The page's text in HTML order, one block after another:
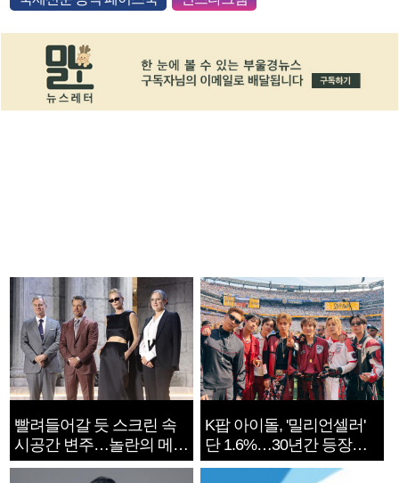
빨려들어갈 듯 스크린 속
시공간 변주…놀란의 메시
지는 ‘전쟁 속죄’
K팝 아이돌, '밀리언셀러'
단 1.6%…30년간 등장
1182개팀 전수조사